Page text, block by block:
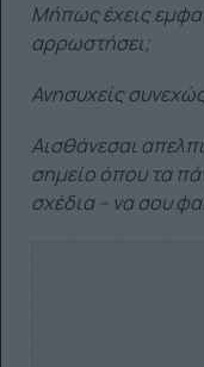
Μήπως έχεις
αρρωστήσει;
Ανησυχείς
Αισθάνεσαι
σημείο όπου τα
σχέδια – να σου